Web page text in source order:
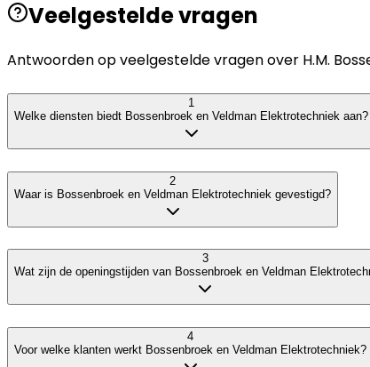
Veelgestelde vragen
Antwoorden op veelgestelde vragen over H.M.
1
Welke diensten biedt Bossenbroek en Veldman Elektrotechniek aan?
2
Waar is Bossenbroek en Veldman Elektrotechniek gevestigd?
3
Wat zijn de openingstijden van Bossenbroek en Veldman
4
Voor welke klanten werkt Bossenbroek en Veldman Elektrotechniek?